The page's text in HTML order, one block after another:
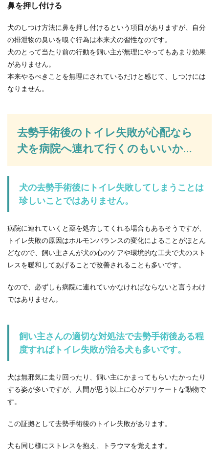
鼻を押し付ける
犬のしつけ方法に鼻を押し付けるという項目がありますが、自分
の排泄物の臭いを嗅ぐ行為は本来犬の習性なのです。
犬のとって当たり前の行動を飼い主が無理にやってもあまり効果
がありません。
本来やるべきことを無理にされているだけと感じて、しつけには
なりません。
去勢手術後のトイレ失敗が心配なら
犬を病院へ連れて行くのもいいか…
犬の去勢手術後にトイレ失敗してしまうことは
珍しいことではありません。
病院に連れていくと薬を処方してくれる場合もあるそうですが、
トイレ失敗の原因はホルモンバランスの変化によることがほとん
どなので、飼い主さんが犬の心のケアや環境的な工夫で犬のスト
レスを暖和してあげることで改善されることも多いです。
なので、必ずしも病院に連れていかなければならないと言うわけ
ではありません。
飼い主さんの適切な対処法で去勢手術後ある程
度すればトイレ失敗が治る犬も多いです。
犬は無邪気に走り回ったり、飼い主にかまってもらいたかったり
する姿が多いですが、人間が思う以上に心がデリケートな動物で
す。
この証拠として去勢手術後のトイレ失敗があります。
犬も同じ様にストレスを抱え、トラウマを覚えます。